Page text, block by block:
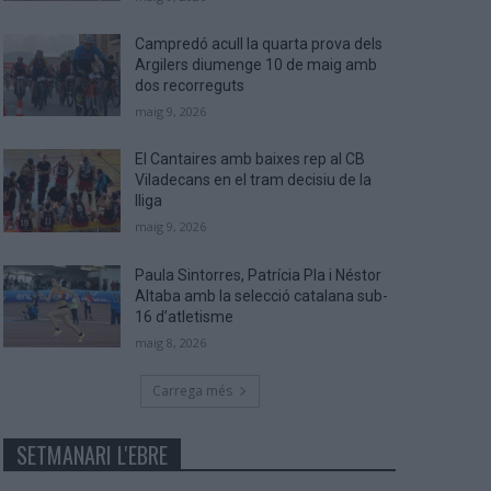
Campredó acull la quarta prova dels
Argilers diumenge 10 de maig amb
dos recorreguts
maig 9, 2026
El Cantaires amb baixes rep al CB
Viladecans en el tram decisiu de la
lliga
maig 9, 2026
Paula Sintorres, Patrícia Pla i Néstor
Altaba amb la selecció catalana sub-
16 d’atletisme
maig 8, 2026
Carrega més
SETMANARI L'EBRE